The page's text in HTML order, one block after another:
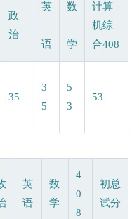
政
治
英
语
数
学
计算
机综
合408
35
3
5
5
3
53
英
语
数
学
4
0
8
初
试
总
分